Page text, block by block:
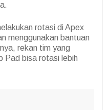
rotasi di Apex
menggunakan bantuan
rekan tim yang
Pad bisa rotasi lebih